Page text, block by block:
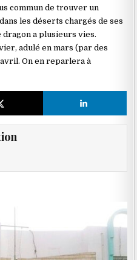
commun de trouver un
les déserts chargés de ses
dragon a plusieurs vies.
adulé en mars (par des
On en reparlera à